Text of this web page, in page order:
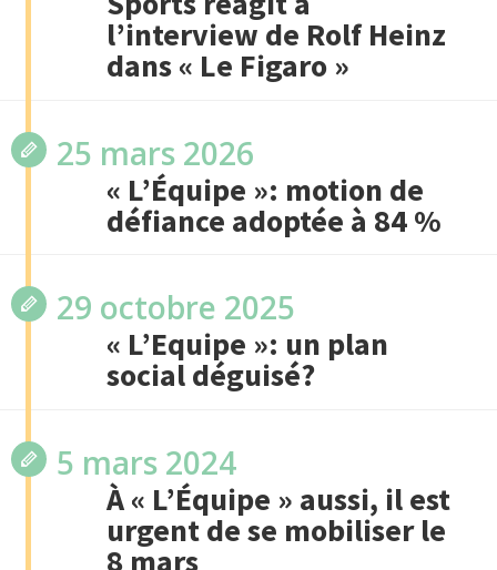
l’interview de Rolf Heinz
dans « Le Figaro »
25 mars 2026
« L’Équipe »: motion de
défiance adoptée à 84 %
29 octobre 2025
« L’Equipe »: un plan
social déguisé?
5 mars 2024
À « L’Équipe » aussi, il est
urgent de se mobiliser le
8 mars